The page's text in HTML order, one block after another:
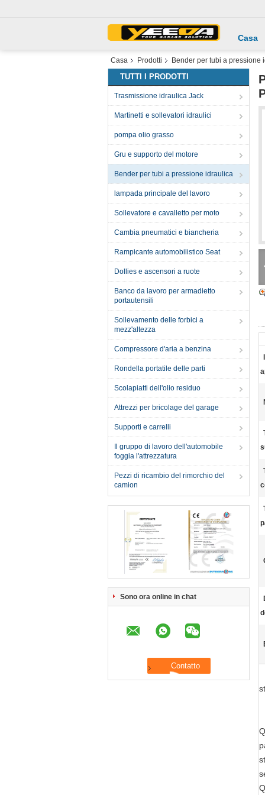
Casa
Casa Prodotti Bender per tubi a pressione
TUTTI I PRODOTTI
Trasmissione idraulica Jack
Martinetti e sollevatori idraulici
pompa olio grasso
Gru e supporto del motore
Bender per tubi a pressione idraulica
lampada principale del lavoro
Sollevatore e cavalletto per moto
Cambia pneumatici e biancheria
Rampicante automobilistico Seat
Dollies e ascensori a ruote
Banco da lavoro per armadietto
portautensili
Sollevamento delle forbici a
mezz'altezza
Compressore d'aria a benzina
Rondella portatile delle parti
Scolapiatti dell'olio residuo
Attrezzi per bricolage del garage
Supporti e carrelli
Il gruppo di lavoro dell'automobile
foggia l'attrezzatura
Pezzi di ricambio del rimorchio del
camion
Sono ora online in chat